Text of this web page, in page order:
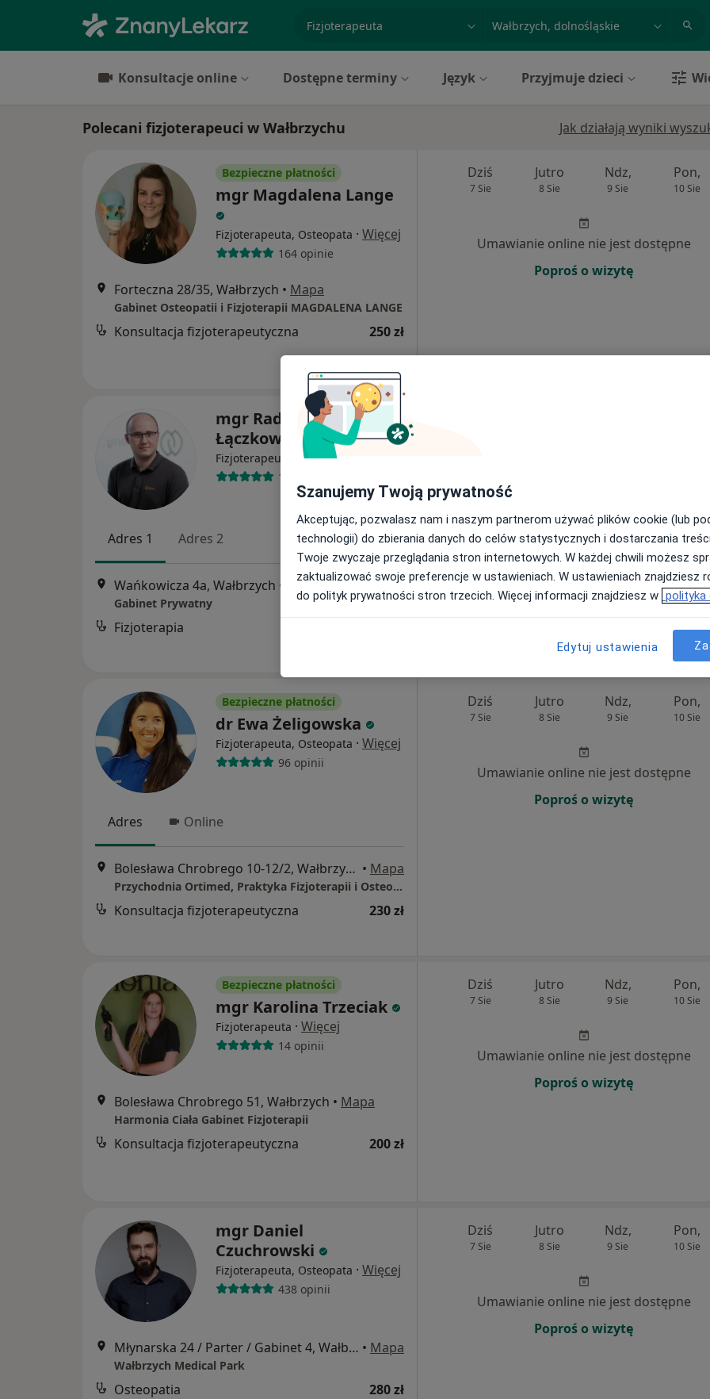
miasto lub dzielnica
Konsultacje online Dostępne terminy Język Przyjmuje dzieci
Polecani fizjoterapeuci w Wałbrzychu Jak działają wyniki
Bezpieczne płatności
mgr Magdalena Lange
Fizjoterapeuta, Osteopata · Więcej
164 opinie
Forteczna 28/35, Wałbrzych • Mapa
Gabinet Osteopatii i Fizjoterapii MAGDALENA LANGE
Konsultacja fizjoterapeutyczna 250 zł
Dziś
7 Sie
Jutro
8 Sie
Ndz,
9 Sie
Pon,
10 Sie
Umawianie online nie jest dostępne
Poproś o wizytę
mgr Radosław
Łączkowiak
Fizjoterapeuta
187 opinii
Adres 1 Adres 2
Wańkowicza 4a, Wałbrzych • Mapa
Gabinet Prywatny
Fizjoterapia
Umawianie online nie jest dostępne
Poproś o wizytę
Bezpieczne płatności
dr Ewa Żeligowska
Fizjoterapeuta, Osteopata · Więcej
96 opinii
Adres Online
Bolesława Chrobrego 10-12/2, Wałbrzych • Mapa
Przychodnia Ortimed, Praktyka Fizjoterapii i Osteopatii Dr Ewa Żeligowska
Konsultacja fizjoterapeutyczna 230 zł
Dziś
7 Sie
Jutro
8 Sie
Ndz,
9 Sie
Pon,
10 Sie
Umawianie online nie jest dostępne
Poproś o wizytę
Bezpieczne płatności
mgr Karolina Trzeciak
Fizjoterapeuta · Więcej
14 opinii
Bolesława Chrobrego 51, Wałbrzych • Mapa
Harmonia Ciała Gabinet Fizjoterapii
Konsultacja fizjoterapeutyczna 200 zł
Dziś
7 Sie
Jutro
8 Sie
Ndz,
9 Sie
Pon,
10 Sie
Umawianie online nie jest dostępne
Poproś o wizytę
mgr Daniel
Czuchrowski
Fizjoterapeuta, Osteopata · Więcej
438 opinii
Młynarska 24 / Parter / Gabinet 4, Wałbrzych • Mapa
Wałbrzych Medical Park
Osteopatia 280 zł
Dziś
7 Sie
Jutro
8 Sie
Ndz,
9 Sie
Pon,
10 Sie
Umawianie online nie jest dostępne
Poproś o wizytę
Szanujemy Twoją prywatność
Akceptując, pozwalasz nam i naszym partnerom używać plików cookie (lub
technologii) do zbierania danych do celów statystycznych i dostarczania
Twoje zwyczaje przeglądania stron internetowych. W każdej chwili możesz
zaktualizować swoje preferencje w ustawieniach. W ustawieniach znajdziesz
do polityk prywatności stron trzecich. Więcej informacji znajdziesz w polityka
Edytuj ustawienia